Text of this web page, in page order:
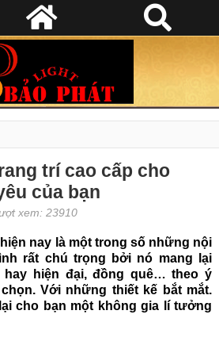
cho ngôi nhà thân yêu của bạn
trí cao cấp cho
của bạn
xem: 23910
hiện nay là một trong số những nội
rất chú trọng bởi nó mang lại
hay hiện đại, đồng quê… theo ý
Với những thiết kế bắt mắt.
cho bạn một không gia lí tưởng